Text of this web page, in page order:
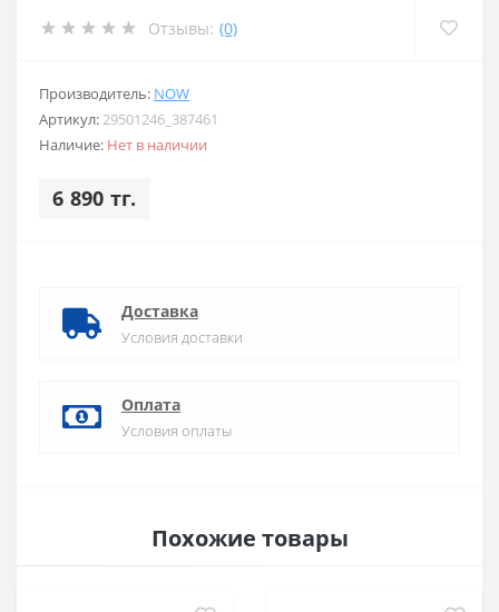
Отзывы: (0)
Производитель: NOW
Артикул:29501246_387461
Наличие: Нет в наличии
6 890 тг.
Доставка
Условия доставки
Оплата
Условия оплаты
Похожие товары